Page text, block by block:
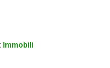
Immobili